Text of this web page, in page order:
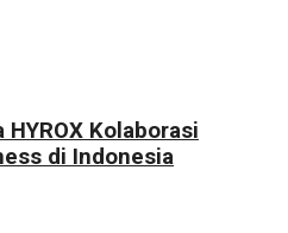
HYROX Kolaborasi
di Indonesia